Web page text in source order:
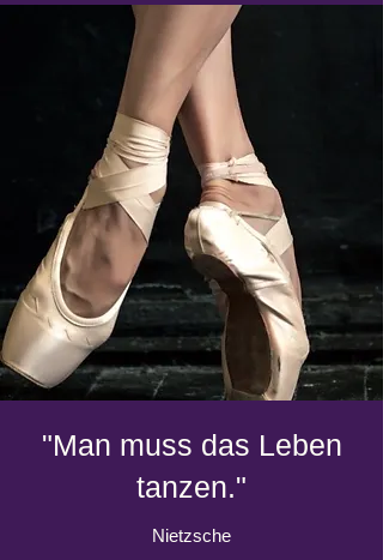
"Man muss das Leben
tanzen."
Nietzsche